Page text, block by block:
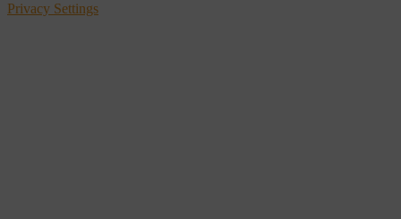
Privacy Settings